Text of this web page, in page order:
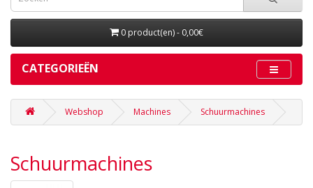
0 product(en) - 0,00€
CATEGORIEËN
Webshop Machines Schuurmachines
Schuurmachines